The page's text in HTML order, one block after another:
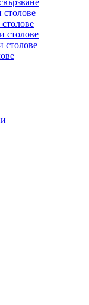
столове
столове